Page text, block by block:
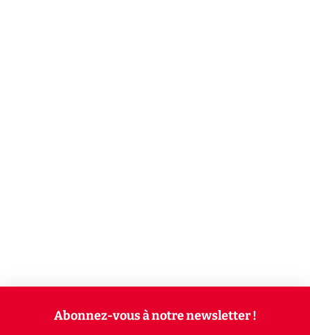
Abonnez-vous à notre newsletter !